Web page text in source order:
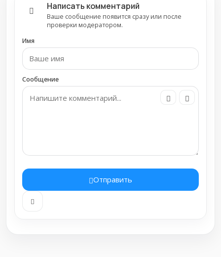
Написать комментарий
Ваше сообщение появится сразу или после
проверки модератором.
Имя
Сообщение
Отправить